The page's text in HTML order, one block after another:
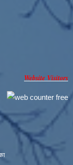
Website Visitors